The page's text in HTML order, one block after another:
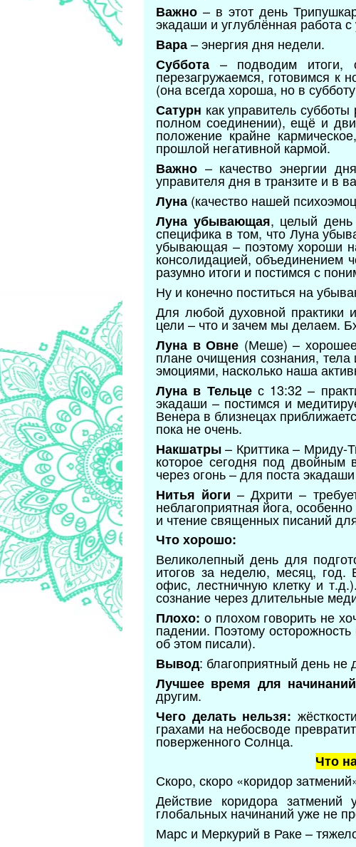
Важно – в этот день
экадаши и углублённая работа
Вара– энергия дня недели.
Суббота – подводим итоги,
перезагружаемся, готовимся к
(она всегда хороша, но в
Сатурн как управитель
полном соединении), ещё и
положение крайне
прошлой негативной кармой.
Важно – качество энергии
управителя дня в транзите и в
Луна (качество нашей
Луна убывающая, целый
специфика в том, что Луна
убывающая – поэтому хороши
консолидацией, объединением
разумно итоги и постимся с
Ну и конечно поститься на
Для любой духовной практики
цели – что и зачем мы делаем.
Луна в Овне (Меше) – хорошее
плане очищения сознания,
эмоциями, насколько наша
Луна в Тельцес 13:32 –
экадаши – постимся и
Венера в близнецах
пока не очень.
Накшатры– Криттика – Мриду-
которое сегодня под
через огонь – для поста
Нитья йоги – Дхрити –
неблагоприятная йога,
и чтение священных писаний
Что хорошо:
Великолепный день для
итогов за неделю, месяц, год.
офис, лестничную клетку и
сознание через длительные
Плохо: о плохом говорить не
падении. Поэтому
об этом писали).
Вывод: благоприятный день не
Лучшее время для
другим.
Чего делать нельзя:
грахами на небосводе
поверженного Солнца.
Что
Скоро, скоро «коридор
Действие коридора
глобальных начинаний уже не
Марс и Меркурий в Раке –